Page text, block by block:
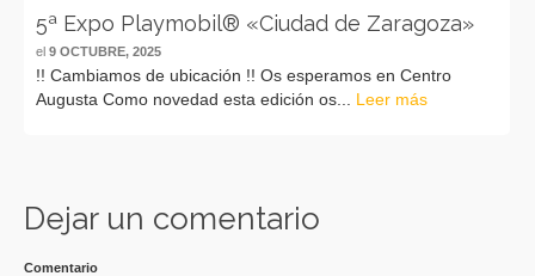
5ª Expo Playmobil® «Ciudad de Zaragoza»
el 9 OCTUBRE, 2025
!! Cambiamos de ubicación !! Os esperamos en Centro
Augusta Como novedad esta edición os... Leer más
Dejar un comentario
Comentario